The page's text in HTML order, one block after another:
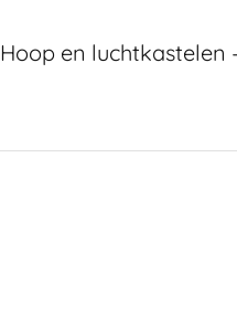
Hoop en